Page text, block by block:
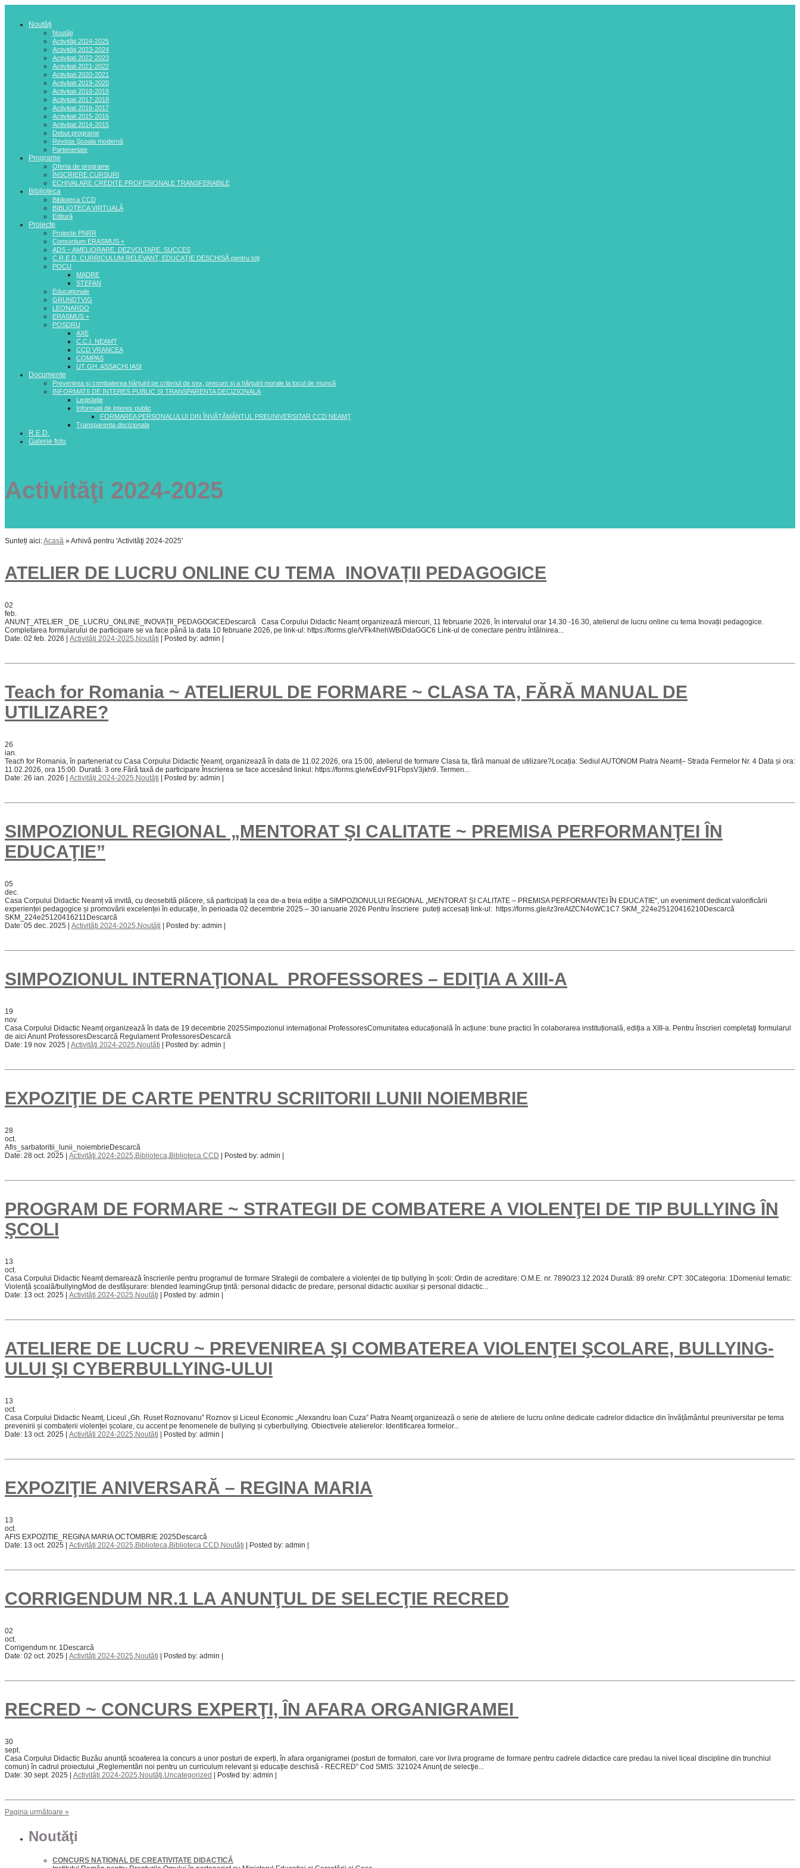
Noutăți
Noutăţi
Activităţi 2024-2025
Activităţi 2023-2024
Activitati 2022-2023
Activitati 2021-2022
Activitati 2020-2021
Activitati 2019-2020
Activitati 2018-2019
Activitati 2017-2018
Activitati 2016-2017
Activitati 2015-2016
Activitati 2014-2015
Debut programe
Revista Şcoala modernă
Parteneriate
Programe
Oferta de programe
ÎNSCRIERE CURSURI
ECHIVALARE CREDITE PROFESIONALE TRANSFERABILE
Biblioteca
Biblioteca CCD
BIBLIOTECA VIRTUALĂ
Editură
Proiecte
Proiecte PNRR
Consortium ERASMUS +
ADS – AMELIORARE. DEZVOLTARE. SUCCES
C.R.E.D. CURRICULUM RELEVANT, EDUCAŢIE DESCHISĂ pentru toţi
POCU
MADRE
STEFAN
Educaționale
GRUNDTVIG
LEONARDO
ERASMUS +
POSDRU
AXE
C.C.I. NEAMT
CCD VRANCEA
COMPAS
UT GH. ASSACHI IASI
Documente
Prevenirea şi combaterea hărţuirii pe criteriul de sex, precum şi a hărţuirii morale la locul de muncă
INFORMATII DE INTERES PUBLIC SI TRANSPARENTA DECIZIONALA
Legislaţie
Informatii de interes public
FORMAREA PERSONALULUI DIN ÎNVĂŢĂMÂNTUL PREUNIVERSITAR CCD NEAMŢ
Transparenta decizionala
R.E.D.
Galerie foto
Activităţi 2024-2025
Sunteți aici:Acasă »Arhivă pentru 'Activităţi 2024-2025'
ATELIER DE LUCRU ONLINE CU TEMA INOVAȚII PEDAGOGICE
02
feb.
ANUNȚ_ATELIER _DE_LUCRU_ONLINE_INOVAȚII_PEDAGOGICEDescarcă Casa Corpului Didactic Neamț organizează miercuri, 11 februarie 2026, în intervalul orar 14.30 -16.30, atelierul de lucru online cu tema Inovații pedagogice.
Completarea formularului de participare se va face până la data 10 februarie 2026, pe link-ul: https://forms.gle/VFk4hehWBiDdaGGC6 Link-ul de conectare pentru întâlnirea...
Date: 02 feb. 2026 | Activităţi 2024-2025 Noutăţi | Posted by: admin |
Teach for Romania ~ ATELIERUL DE FORMARE ~ CLASA TA, FĂRĂ MANUAL DE
UTILIZARE?
26
ian.
Teach for Romania, în parteneriat cu Casa Corpului Didactic Neamț, organizează în data de 11.02.2026, ora 15:00, atelierul de formare Clasa ta, fără manual de utilizare?Locația: Sediul AUTONOM Piatra Neamț– Strada Fermelor Nr. 4 Data și ora:
11.02.2026, ora 15:00. Durată: 3 ore.Fără taxă de participare.Înscrierea se face accesând linkul: https://forms.gle/wEdvF91FbpsV3jkh9. Termen...
Date: 26 ian. 2026 | Activităţi 2024-2025 Noutăţi | Posted by: admin |
SIMPOZIONUL REGIONAL „MENTORAT ŞI CALITATE ~ PREMISA PERFORMANŢEI ÎN
EDUCAŢIE”
05
dec.
Casa Corpului Didactic Neamț vă invită, cu deosebită plăcere, să participați la cea de-a treia ediție a SIMPOZIONULUI REGIONAL „MENTORAT ȘI CALITATE – PREMISA PERFORMANȚEI ÎN EDUCAȚIE", un eveniment dedicat valorificării
experienței pedagogice și promovării excelenței în educație, în perioada 02 decembrie 2025 – 30 ianuarie 2026 Pentru înscriere puteți accesați link-ul: https://forms.gle/iz3reAtZCN4oWC1C7 SKM_224e25120416210Descarcă
SKM_224e25120416211Descarcă
Date: 05 dec. 2025 | Activităţi 2024-2025 Noutăţi | Posted by: admin |
SIMPOZIONUL INTERNAŢIONAL PROFESSORES – EDIŢIA A XIII-A
19
nov.
Casa Corpului Didactic Neamț organizează în data de 19 decembrie 2025Simpozionul internațional ProfessoresComunitatea educațională în acțiune: bune practici în colaborarea instituțională, ediția a XIII-a. Pentru înscrieri completaţi formularul
de aici Anunt ProfessoresDescarcă Regulament ProfessoresDescarcă
Date: 19 nov. 2025 | Activităţi 2024-2025 Noutăţi | Posted by: admin |
EXPOZIŢIE DE CARTE PENTRU SCRIITORII LUNII NOIEMBRIE
28
oct.
Afis_sarbatoritii_lunii_noiembrieDescarcă
Date: 28 oct. 2025 | Activităţi 2024-2025 Biblioteca Biblioteca CCD | Posted by: admin |
PROGRAM DE FORMARE ~ STRATEGII DE COMBATERE A VIOLENŢEI DE TIP BULLYING ÎN
ŞCOLI
13
oct.
Casa Corpului Didactic Neamț demarează înscrierile pentru programul de formare Strategii de combatere a violenței de tip bullying în școli: Ordin de acreditare: O.M.E. nr. 7890/23.12.2024 Durată: 89 oreNr. CPT: 30Categoria: 1Domeniul tematic:
Violență școală/bullyingMod de desfășurare: blended learningGrup țintă: personal didactic de predare, personal didactic auxiliar și personal didactic...
Date: 13 oct. 2025 | Activităţi 2024-2025 Noutăţi | Posted by: admin |
ATELIERE DE LUCRU ~ PREVENIREA ŞI COMBATEREA VIOLENŢEI ŞCOLARE, BULLYING-
ULUI ŞI CYBERBULLYING-ULUI
13
oct.
Casa Corpului Didactic Neamț, Liceul „Gh. Ruset Roznovanu” Roznov și Liceul Economic „Alexandru Ioan Cuza” Piatra Neamţ organizează o serie de ateliere de lucru online dedicate cadrelor didactice din învățământul preuniversitar pe tema
prevenirii și combaterii violenței școlare, cu accent pe fenomenele de bullying și cyberbullying. Obiectivele atelierelor: Identificarea formelor...
Date: 13 oct. 2025 | Activităţi 2024-2025 Noutăţi | Posted by: admin |
EXPOZIŢIE ANIVERSARĂ – REGINA MARIA
13
oct.
AFIS EXPOZITIE_REGINA MARIA OCTOMBRIE 2025Descarcă
Date: 13 oct. 2025 | Activităţi 2024-2025 Biblioteca Biblioteca CCD Noutăţi | Posted by: admin |
CORRIGENDUM NR.1 LA ANUNŢUL DE SELECŢIE RECRED
02
oct.
Corrigendum nr. 1Descarcă
Date: 02 oct. 2025 | Activităţi 2024-2025 Noutăţi | Posted by: admin |
RECRED ~ CONCURS EXPERŢI, ÎN AFARA ORGANIGRAMEI
30
sept.
Casa Corpului Didactic Buzău anunță scoaterea la concurs a unor posturi de experți, în afara organigramei (posturi de formatori, care vor livra programe de formare pentru cadrele didactice care predau la nivel liceal discipline din trunchiul
comun) în cadrul proiectului „Reglementări noi pentru un curriculum relevant și educație deschisă - RECRED” Cod SMIS: 321024 Anunţ de selecţie...
Date: 30 sept. 2025 | Activităţi 2024-2025 Noutăţi Uncategorized | Posted by: admin |
Pagina următoare »
Noutăţi
CONCURS NAŢIONAL DE CREATIVITATE DIDACTICĂ